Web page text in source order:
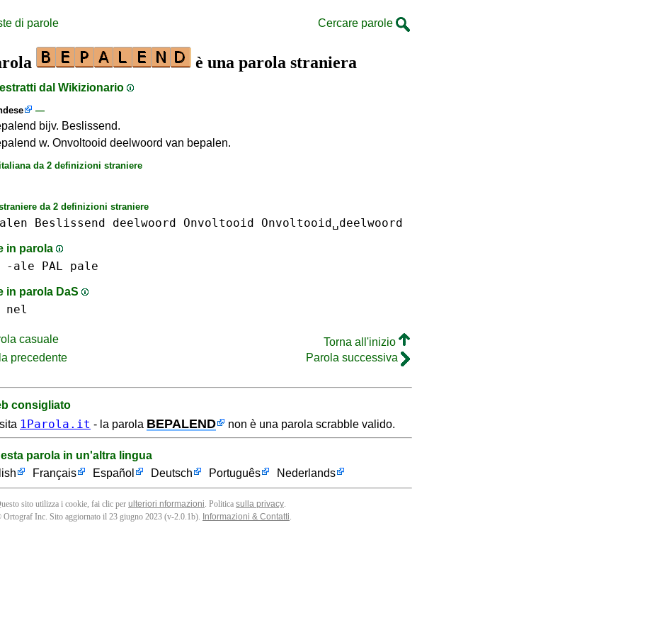
di parole Cercare parole
è una parola straniera
dal Wikizionario
—
bijv. Beslissend.
w. Onvoltooid deelwoord van bepalen.
da 2 definizioni straniere
da 2 definizioni straniere
Beslissend deelwoord Onvoltooid Onvoltooid␣deelwoord
in parola
-ale PAL pale
in parola DaS
nel
casuale
Torna all'inizio
precedente
Parola successiva
consigliato
1Parola.it - la parola BEPALEND non è una parola scrabble valido.
parola in un'altra lingua
Français Español Deutsch Português Nederlands
sito utilizza i cookie, fai clic per ulteriori nformazioni. Politica sulla privacy.
Ortograf Inc. Sito aggiornato il 23 giugno 2023 (v-2.0.1b). Informazioni & Contatti.